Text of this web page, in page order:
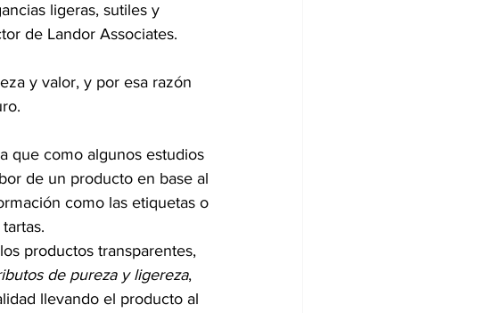
ligeras, sutiles y
de Landor Associates.
y valor, y por esa razón
que como algunos estudios
de un producto en base al
como las etiquetas o
productos transparentes,
de pureza y ligereza,
llevando el producto al